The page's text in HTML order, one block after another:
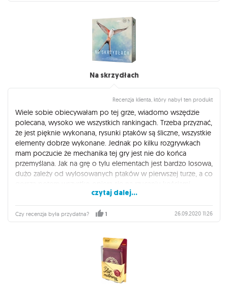
Na skrzydłach
Recenzja klienta, który nabył ten produkt
Wiele sobie obiecywałam po tej grze, wiadomo wszędzie
polecana, wysoko we wszystkich rankingach. Trzeba przyznać,
że jest pięknie wykonana, rysunki ptaków są śliczne, wszystkie
elementy dobrze wykonane. Jednak po kilku rozgrywkach
mam poczucie że mechanika tej gry jest nie do końca
przemyślana. Jak na grę o tylu elementach jest bardzo losowa,
dużo zależy od wylosowanych ptaków w pierwszej turze, a co
Kupując tę grę myślałam że znajdzie się wśród naszych
ulubionych gier, ale wszystko wskazuje że trafi to tych co się
kurzą na półce :(
czytaj dalej...
Czy recenzja była przydatna? 1 26.09.2020 11:26